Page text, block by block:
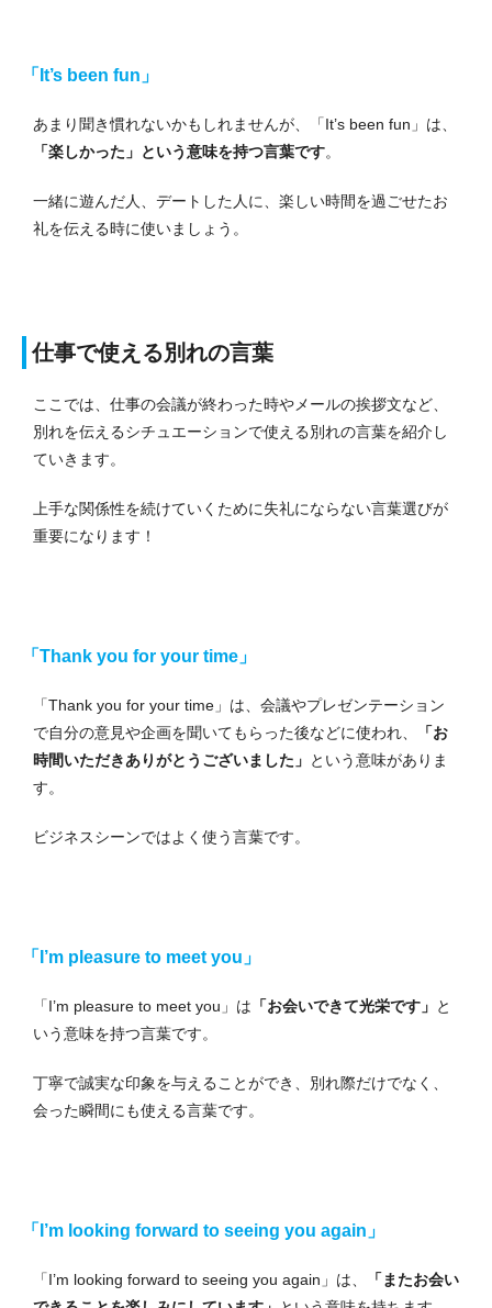
「It’s been fun」
あまり聞き慣れないかもしれませんが、「It’s been fun」は、
「楽しかった」という意味を持つ言葉です。
一緒に遊んだ人、デートした人に、楽しい時間を過ごせたお
礼を伝える時に使いましょう。
仕事で使える別れの言葉
ここでは、仕事の会議が終わった時やメールの挨拶文など、
別れを伝えるシチュエーションで使える別れの言葉を紹介し
ていきます。
上手な関係性を続けていくために失礼にならない言葉選びが
重要になります！
「Thank you for your time」
「Thank you for your time」は、会議やプレゼンテーション
で自分の意見や企画を聞いてもらった後などに使われ、
「お
時間いただきありがとうございました」 という意味がありま
す。
ビジネスシーンではよく使う言葉です。
「I’m pleasure to meet you」
「I’m pleasure to meet you」は 「お会いできて光栄です」 と
いう意味を持つ言葉です。
丁寧で誠実な印象を与えることができ、別れ際だけでなく、
会った瞬間にも使える言葉です。
「I’m looking forward to seeing you again」
「I’m looking forward to seeing you again」は、
「またお会い